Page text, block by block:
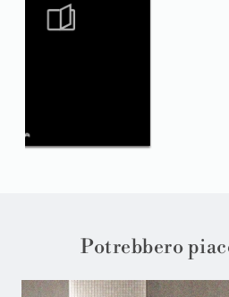
Potrebbero